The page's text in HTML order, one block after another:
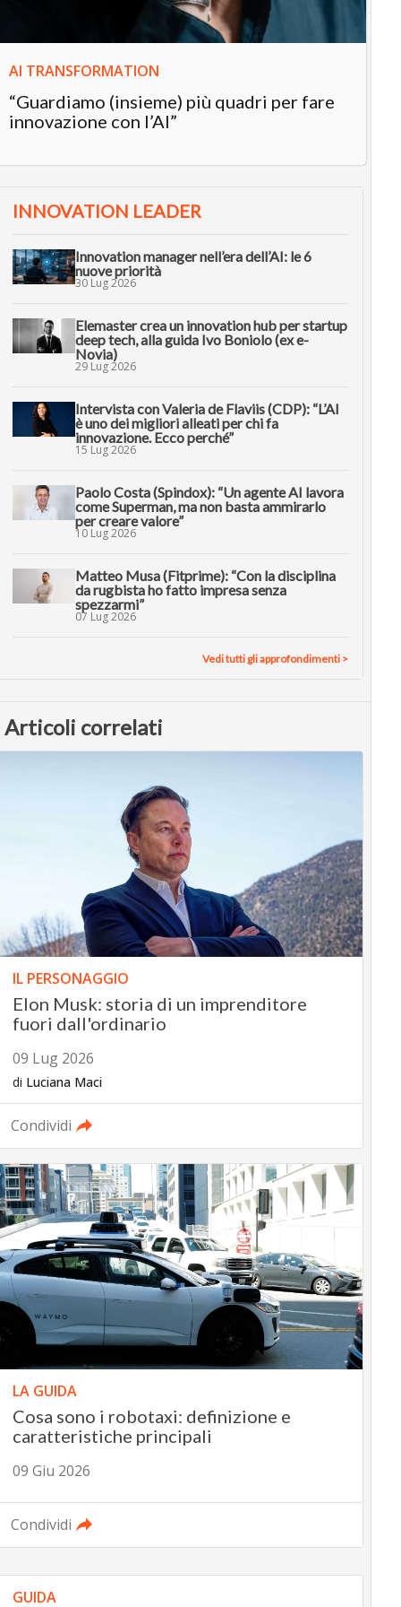
AI TRANSFORMATION
“Guardiamo (insieme) più quadri per fare
innovazione con l’AI”
INNOVATION LEADER
Innovation manager nell’era dell’AI: le 6
nuove priorità
30 Lug 2026
Elemaster crea un innovation hub per startup
deep tech, alla guida Ivo Boniolo (ex e-
Novia)
29 Lug 2026
Intervista con Valeria de Flaviis (CDP): “L’AI
è uno dei migliori alleati per chi fa
innovazione. Ecco perché”
15 Lug 2026
Paolo Costa (Spindox): “Un agente AI lavora
come Superman, ma non basta ammirarlo
per creare valore”
10 Lug 2026
Matteo Musa (Fitprime): “Con la disciplina
da rugbista ho fatto impresa senza
spezzarmi”
07 Lug 2026
Vedi tutti gli approfondimenti >
Articoli correlati
IL PERSONAGGIO
Elon Musk: storia di un imprenditore
fuori dall'ordinario
09 Lug 2026
di Luciana Maci
Condividi
LA GUIDA
Cosa sono i robotaxi: definizione e
caratteristiche principali
09 Giu 2026
Condividi
GUIDA